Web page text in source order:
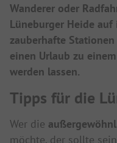
Wanderer oder
Lüneburger Heide
zauberhafte
einen Urlaub zu
werden lassen.
Tipps für die
Wer die
möchte, der sollte